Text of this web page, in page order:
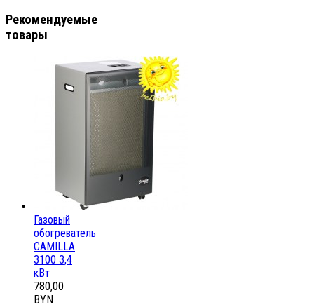
Рекомендуемые
товары
Газовый
обогреватель
CAMILLA
3100 3,4
кВт
780,00
BYN